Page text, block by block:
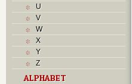
U
V
W
X
Y
Z
ALPHABET